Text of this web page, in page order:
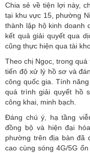
Chia sẻ về tiện lợi này,
tại khu vực 15, phường
thành lập hộ kinh doanh
kết quả giải quyết qua
cũng thực hiện qua tài
Theo chị Ngọc, trong
tiến độ xử lý hồ sơ và
công quốc gia. Tính
quá trình giải quyết hồ
công khai, minh bạch.
Đáng chú ý, hạ tầng
đồng bộ và hiện đại
phường trên địa bàn đã
cao cùng sóng 4G/5G